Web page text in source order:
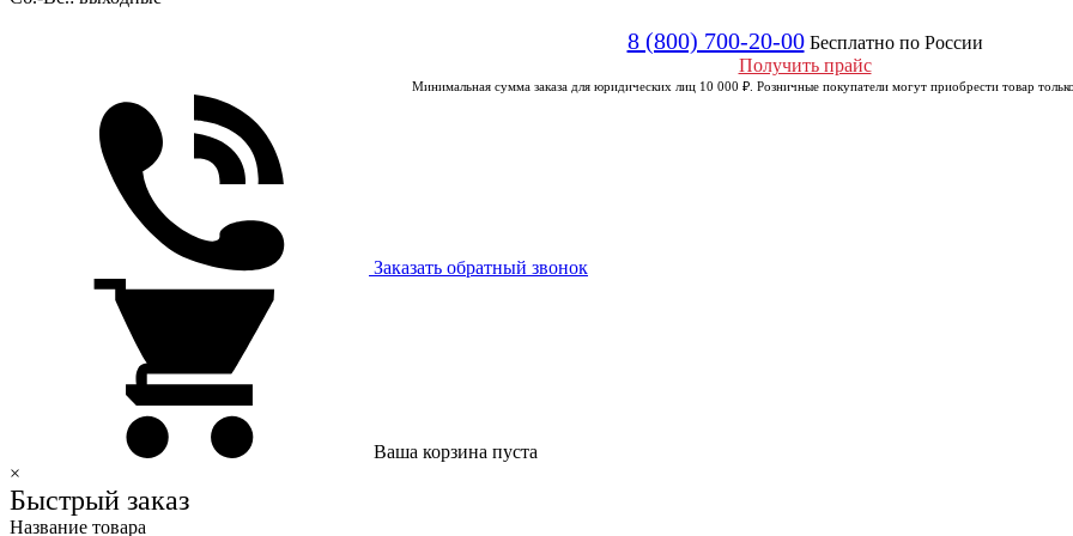
8 (800) 700-20-00 Бесплатно по России
Получить прайс
Минимальная сумма заказа для юридических лиц 10 000 ₽. Розничные покупатели могут приобрести товар
Заказать обратный звонок
Ваша корзина пуста
×
Быстрый заказ
Название товара